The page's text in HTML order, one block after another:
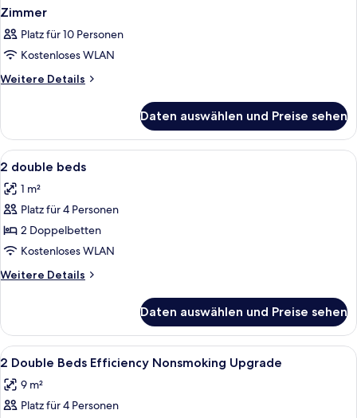
Zimmer
Platz für 10 Personen
Kostenloses WLAN
Weitere Details
Weitere
Daten auswählen und Preise sehen
Alle
Fotos
für
2
double
beds
anzeigen
Zimmersafe, Schreibtisch,
13
2 double beds
1 m²
Platz für 4 Personen
2 Doppelbetten
Kostenloses WLAN
Weitere Details
Weitere
double
beds
Daten auswählen und Preise sehen
Alle
Fotos
für
2
Zimmersafe, Schreibtisch,
9
2 Double Beds Efficiency Nonsmoking Upgrade
9 m²
Platz für 4 Personen